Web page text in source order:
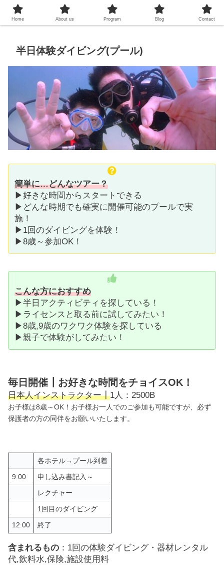
プーケットシュノーケリング教室
半日体験ダイビング(プール)
簡単に…どんなツアー？
▶好きな時間からスタートできる
▶どんな時期でも確実に開催可能のプールで実
施！
▶1回のダイビングを体験！
▶8歳～参加OK！
こんな方におすすめ
▶半日アクティビティを探している！
▶ライセンスと取る前に試してみたい！
▶8歳,9歳のワクワク体験を探している
▶親子で体験がしてみたい！
毎日開催┃お好きな時間をチョイスOK！
日本人インストラクター┃1人：2500B
お子様は8歳～OK！お子様お一人でのご参加も可能ですが、必ず
保護者の方の同伴をお願いいたします。
各ホテル→プール到着
9:00 申し込み書記入～
レクチャー
1回目のダイビング
12:00 終了
含まれるもの ：1回の体験ダイビング・器材レンタル
代,飲料水,保険,施設使用料
Home About us Program Blog Contact